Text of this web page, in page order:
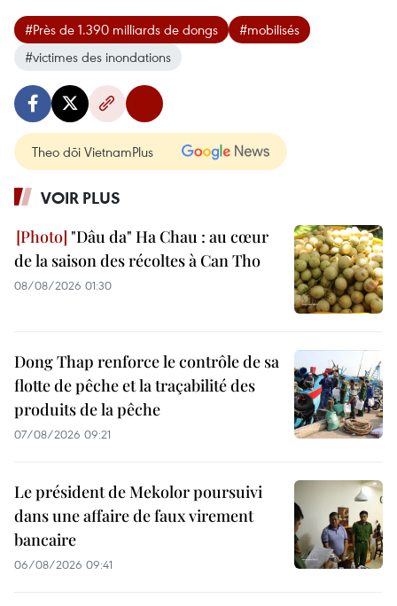
#Près de 1.390 milliards de dongs
#mobilisés
#victimes des inondations
Theo dõi VietnamPlus
VOIR PLUS
"Dâu da" Ha Chau : au cœur
de la saison des récoltes à Can Tho
08/08/2026 01:30
Dong Thap renforce le contrôle de sa
flotte de pêche et la traçabilité des
produits de la pêche
07/08/2026 09:21
Le président de Mekolor poursuivi
dans une affaire de faux virement
bancaire
06/08/2026 09:41